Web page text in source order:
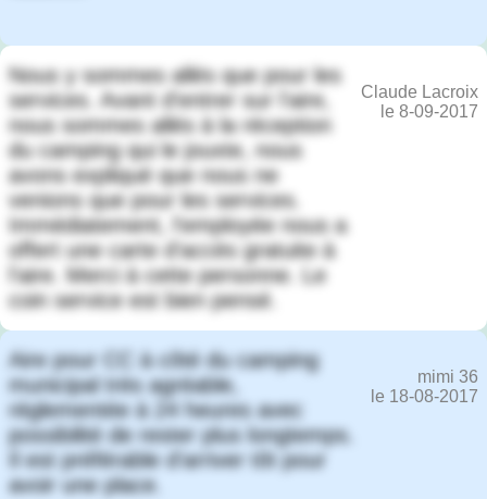
Nous y sommes allés que pour les
services. Avant d'entrer sur l'aire,
nous sommes allés à la réception
du camping qui le jouxte, nous
avons expliqué que nous ne
venions que pour les services.
Immédiatement, l'employée nous a
offert une carte d'accès gratuite à
l'aire. Merci à cette personne. Le
coin service est bien pensé.
Claude Lacroix
le 8-09-2017
Aire pour CC à côté du camping
municipal très agréable,
réglementée à 24 heures avec
possibilité de rester plus longtemps.
Il est préférable d'arriver tôt pour
avoir une place.
mimi 36
le 18-08-2017